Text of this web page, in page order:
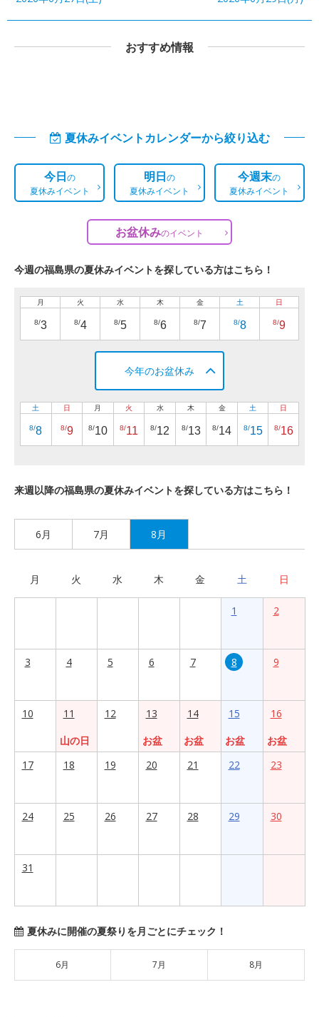
おすすめ情報
夏休みイベントカレンダーから絞り込む
今日の
夏休みイベント
明日の
夏休みイベント
今週末の
夏休みイベント
お盆休みのイベント
今週の福島県の夏休みイベントを探している方はこちら！
月
8/3
火
8/4
水
8/5
木
8/6
金
8/7
土
8/8
日
8/9
今年のお盆休み
土
8/8
日
8/9
月
8/10
火
8/11
水
8/12
木
8/13
金
8/14
土
8/15
日
8/16
来週以降の福島県の夏休みイベントを探している方はこちら！
6月 7月 8月
月 火 水 木 金 土 日
1 2
3 4 5 6 7 8 9
10
11
山の日
12
13
お盆
14
お盆
15
お盆
16
お盆
17
18 19 20 21 22 23
24 25 26 27 28 29 30
31
夏休みに開催の夏祭りを月ごとにチェック！
6月 7月 8月